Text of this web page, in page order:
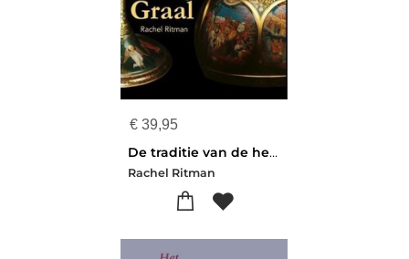
€ 39,95
De traditie van de heilige graal
Rachel Ritman